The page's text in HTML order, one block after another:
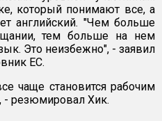
который понимают все, а
английский. "Чем больше
тем больше на нем
Это неизбежно", - заявил
ЕС.
чаще становится рабочим
резюмировал Хик.